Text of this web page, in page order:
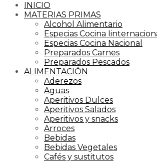
INICIO
MATERIAS PRIMAS
Alcohol Alimentario
Especias Cocina
Especias Cocina Nacional
Preparados Carnes
Preparados Pescados
ALIMENTACIÓN
Aderezos
Aguas
Aperitivos Dulces
Aperitivos Salados
Aperitivos y snacks
Arroces
Bebidas
Bebidas Vegetales
Cafés y sustitutos